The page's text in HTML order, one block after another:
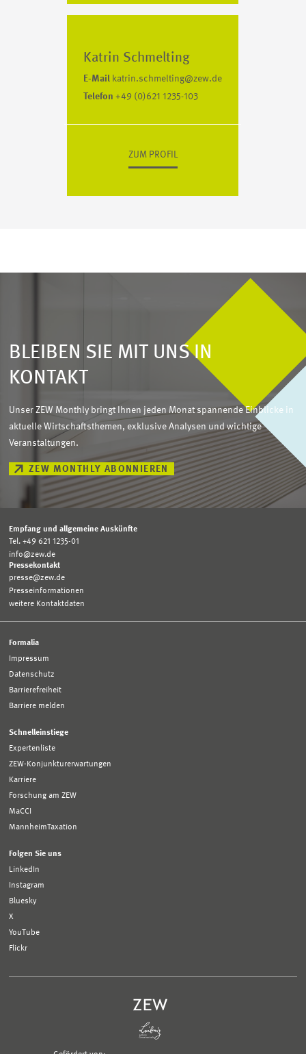
Katrin Schmelting
E-Mail katrin.schmelting@zew.de
Telefon+49 (0)621 1235-103
ZUM PROFIL
BLEIBEN SIE MIT UNS IN
KONTAKT
Unser ZEW Monthly bringt Ihnen jeden Monat spannende Einblicke in
aktuelle Wirtschaftsthemen, exklusive Analysen und wichtige
Veranstaltungen.
ZEW MONTHLY ABONNIEREN
Empfang und allgemeine Auskünfte
Tel. +49 621 1235-01
info@zew.de
Pressekontakt
presse@zew.de
Presseinformationen
weitere Kontaktdaten
Formalia
Impressum
Datenschutz
Barrierefreiheit
Barriere melden
Schnelleinstiege
Expertenliste
ZEW-Konjunkturerwartungen
Karriere
Forschung am ZEW
MaCCI
MannheimTaxation
Folgen Sie uns
LinkedIn
Instagram
Bluesky
X
YouTube
Flickr